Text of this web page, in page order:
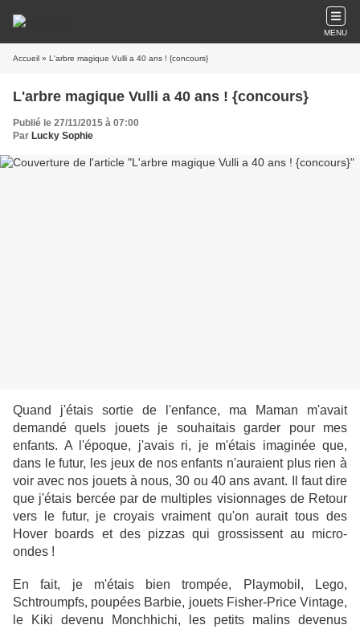
MENU
Accueil » L'arbre magique Vulli a 40 ans ! {concours}
L'arbre magique Vulli a 40 ans ! {concours}
Publié le 27/11/2015 à 07:00
Par Lucky Sophie
Quand j'étais sortie de l'enfance, ma Maman m'avait
demandé quels jouets je souhaitais garder pour mes
enfants. A l'époque, j'avais ri, je m'étais imaginée que,
dans le futur, les jeux de nos enfants n'auraient plus rien à
voir avec nos jouets à nous, 30 ou 40 ans avant. Il faut dire
que j'étais bercée par de multiples visionnages de Retour
vers le futur, je croyais vraiment qu'on aurait tous des
Hover boards et des pizzas qui grossissent au micro-
ondes !
En fait, je m'étais bien trompée, Playmobil, Lego,
Schtroumpfs, poupées Barbie, jouets Fisher-Price Vintage,
le Kiki devenu Monchhichi, les petits malins devenus